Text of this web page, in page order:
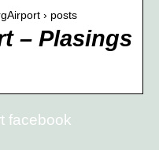
› posts
– Plasings
facebook